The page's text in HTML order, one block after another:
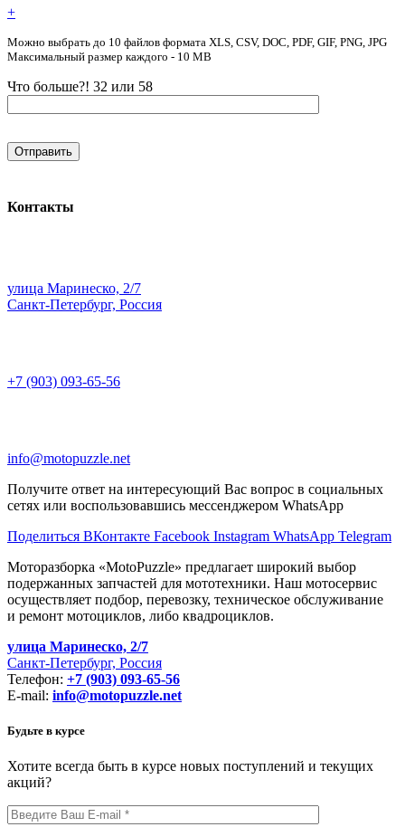
+
Можно выбрать до 10 файлов формата XLS, CSV, DOC, PDF, GIF, PNG, JPG
Максимальный размер каждого - 10 MB
Что больше?! 32 или 58
Контакты
улица Маринеско, 2/7
Санкт-Петербург, Россия
+7 (903) 093-65-56
info@motopuzzle.net
Получите ответ на интересующий Вас вопрос в социальных
сетях или воспользовавшись мессенджером WhatsApp
Поделиться ВКонтакте Facebook Instagram WhatsApp Telegram
Моторазборка «MotoPuzzle» предлагает широкий выбор
подержанных запчастей для мототехники. Наш мотосервис
осуществляет подбор, перевозку, техническое обслуживание
и ремонт мотоциклов, либо квадроциклов.
улица Маринеско, 2/7
Санкт-Петербург, Россия
Телефон: +7 (903) 093-65-56
E-mail: info@motopuzzle.net
Будьте в курсе
Хотите всегда быть в курсе новых поступлений и текущих
акций?